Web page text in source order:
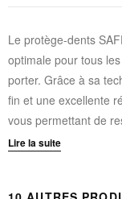
Le protège-dents
optimale pour tous
porter. Grâce à sa
fin et une excellente
vous permettant de
technologie Jaw
Lire la suite